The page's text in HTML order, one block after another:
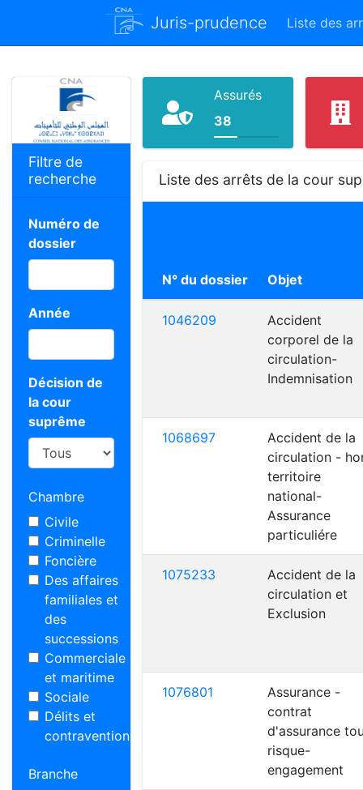
Juris-prudence Liste des
Filtre de
recherche
Numéro de
dossier
Année
Décision de
la cour
suprême
Chambre
Civile
Criminelle
Foncière
Des affaires
familiales et
des
successions
Commerciale
et maritime
Sociale
Délits et
contraventions
Branche
Assurés
38
Liste des arrêts de la cour
N° du dossier Objet
1046209
Accident
corporel de la
circulation-
Indemnisation
1068697
Accident de la
circulation -
territoire
national-
Assurance
particuliére
1075233
Accident de la
circulation et
Exclusion
1076801
Assurance -
contrat
d'assurance
risque-
engagement